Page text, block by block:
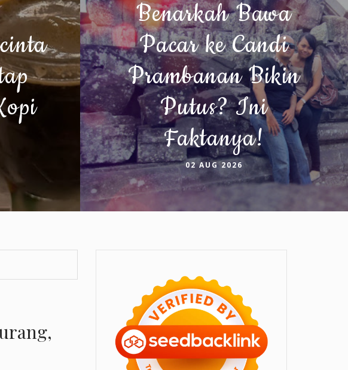
Benarkah Bawa
Pacar ke Candi
Prambanan Bikin
Putus? Ini
Faktanya!
02 AUG 2026